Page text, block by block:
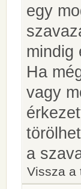
egy
mindig
Ha
vagy
a
Vissza a